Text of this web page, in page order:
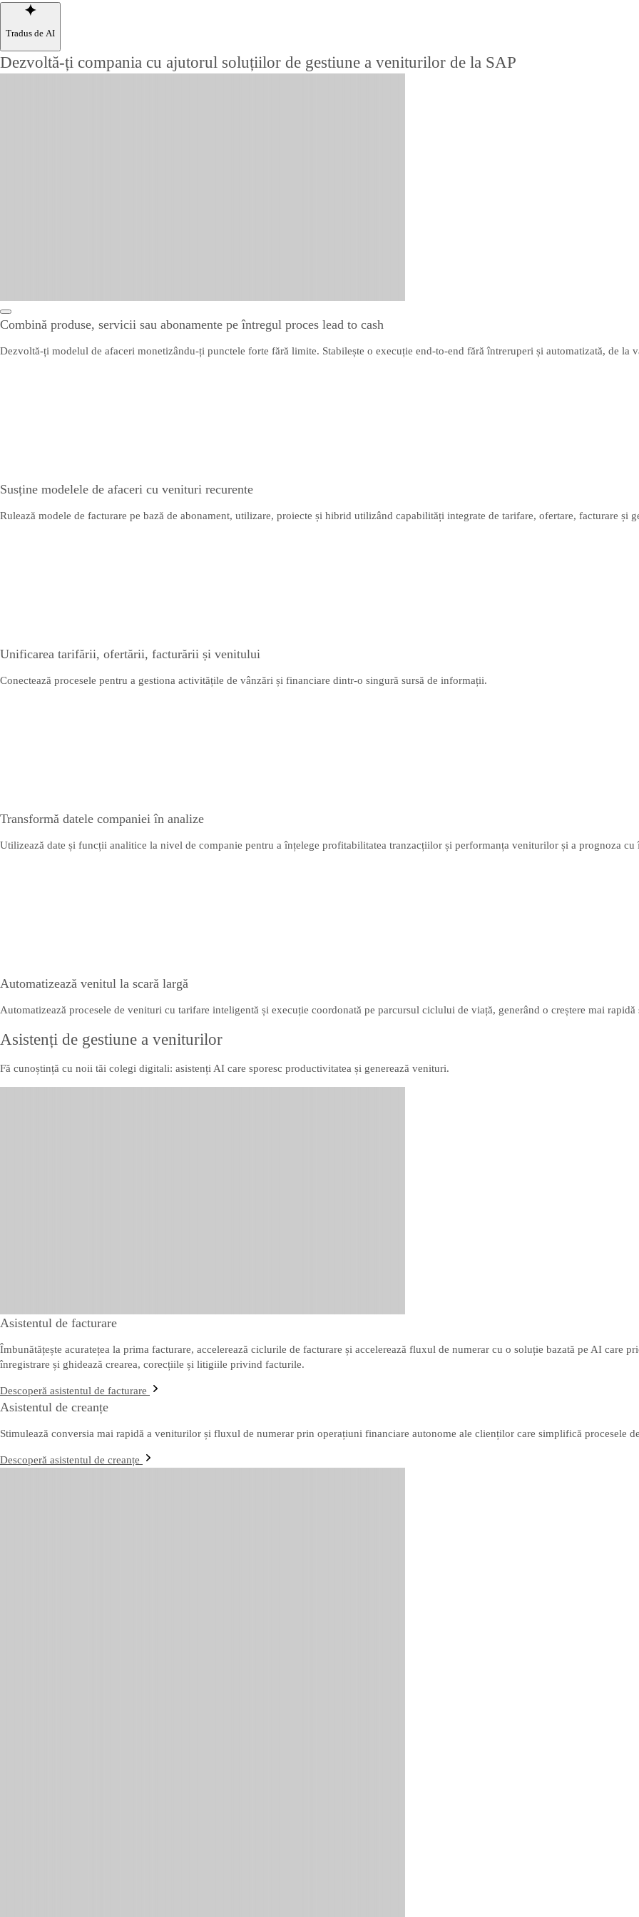
Tradus de AI
Dezvoltă-ți compania cu ajutorul soluțiilor de gestiune a veniturilor de la SAP
Combină produse, servicii sau abonamente pe întregul proces lead to cash
Dezvoltă-ți modelul de afaceri monetizându-ți punctele forte fără limite. Stabilește o execuție end-to-end fără întreruperi și automatizată, de la
Susține modelele de afaceri cu venituri recurente
Rulează modele de facturare pe bază de abonament, utilizare, proiecte și hibrid utilizând capabilități integrate de tarifare, ofertare, facturare și
Unificarea tarifării, ofertării, facturării și venitului
Conectează procesele pentru a gestiona activitățile de vânzări și financiare dintr-o singură sursă de informații.
Transformă datele companiei în analize
Utilizează date și funcții analitice la nivel de companie pentru a înțelege profitabilitatea tranzacțiilor și performanța veniturilor și a prognoza cu
Automatizează venitul la scară largă
Automatizează procesele de venituri cu tarifare inteligentă și execuție coordonată pe parcursul ciclului de viață, generând o creștere mai
Asistenți de gestiune a veniturilor
Fă cunoștință cu noii tăi colegi digitali: asistenți AI care sporesc productivitatea și generează venituri.
Asistentul de facturare
Îmbunătățește acuratețea la prima facturare, accelerează ciclurile de facturare și accelerează fluxul de numerar cu o soluție bazată pe AI care
înregistrare și ghidează crearea, corecțiile și litigiile privind facturile.
Descoperă asistentul de facturare
Asistentul de creanțe
Stimulează conversia mai rapidă a veniturilor și fluxul de numerar prin operațiuni financiare autonome ale clienților care simplifică procesele
Descoperă asistentul de creanțe